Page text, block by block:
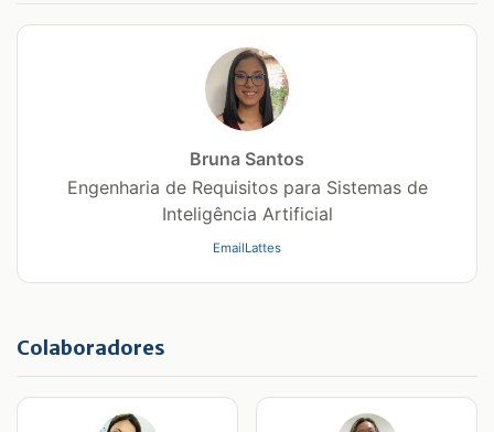
Bruna Santos
Engenharia de Requisitos para Sistemas de
Inteligência Artificial
EmailLattes
Colaboradores